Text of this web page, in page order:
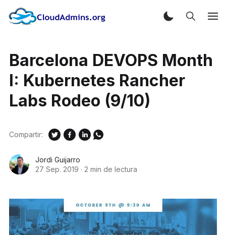
Barcelona DEVOPS Month
I: Kubernetes Rancher
Labs Rodeo (9/10)
Jordi Guijarro
27 Sep. 2019 · 2 min de lectura
Compartir: